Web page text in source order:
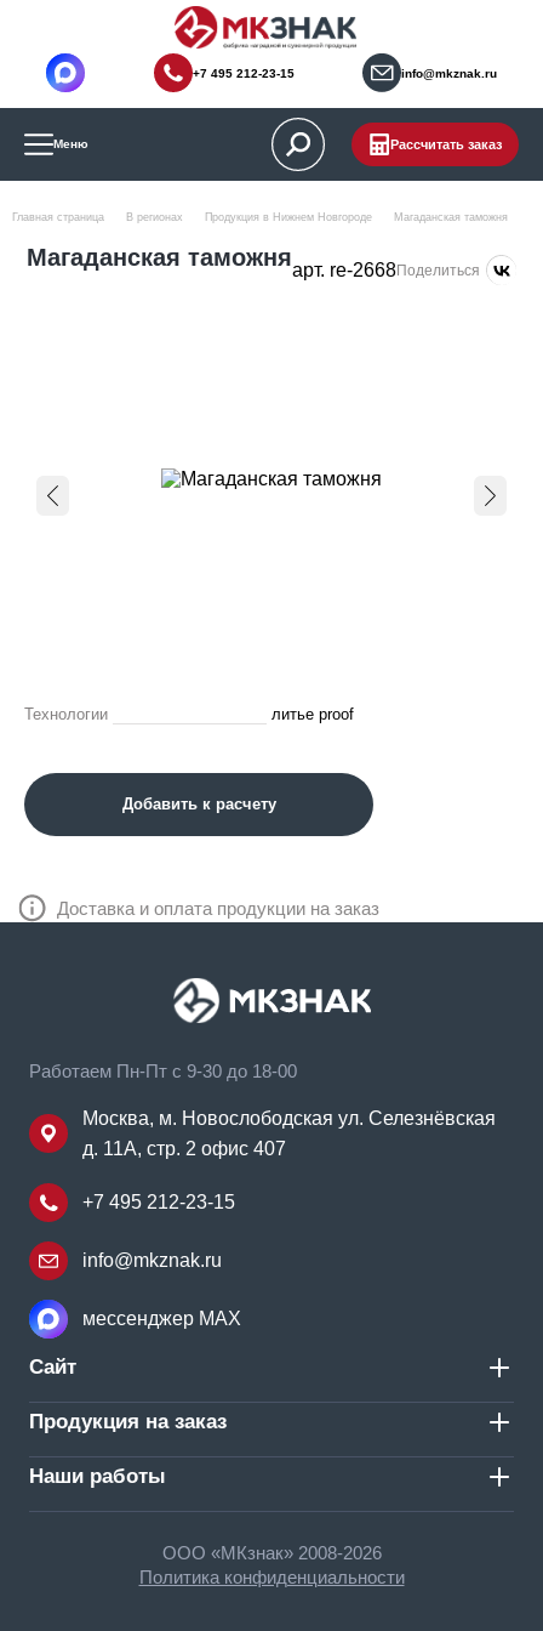
info@mkznak.ru
+7 495 212-23-15
Меню Рассчитать заказ
Главная страница В регионах Продукция в Нижнем Новгороде Магаданская таможня
Магаданская таможняарт. re-2668Поделиться
Технологии литье proof
Добавить к расчету
Доставка и оплата продукции на заказ
Работаем Пн-Пт с 9-30 до 18-00
Москва, м. Новослободская ул. Селезнёвская
д. 11А, стр. 2 офис 407
+7 495 212-23-15
info@mkznak.ru
мессенджер MAX
Сайт
Продукция на заказ
Наши работы
ООО «МКзнак» 2008-2026
Политика конфиденциальности